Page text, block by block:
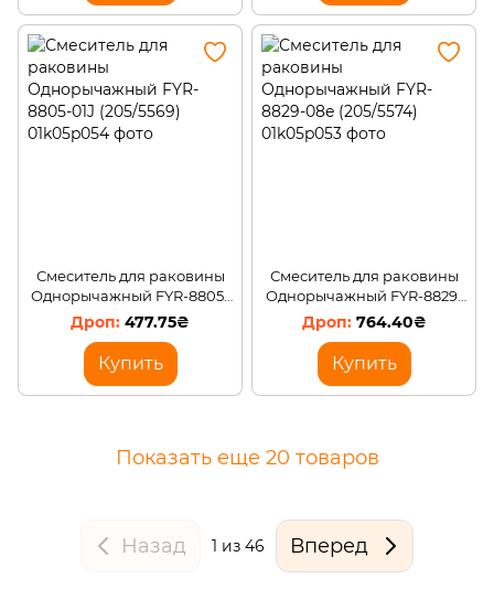
Смеситель для раковины
Однорычажный FYR-8805-
01J (205/5569)
477.75₴
Купить
Смеситель для раковины
Однорычажный FYR-8829-
08e (205/5574)
764.40₴
Купить
Показать еще 20 товаров
Назад 1 из 46 Вперед